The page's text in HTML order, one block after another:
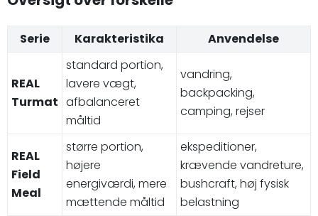
Serie Karakteristika Anvendelse
REAL
Turmat
standard portion,
lavere vægt,
afbalanceret
måltid
vandring,
backpacking,
camping, rejser
REAL
Field
Meal
større portion,
højere
energiværdi, mere
mættende måltid
ekspeditioner,
krævende vandreture,
bushcraft, høj fysisk
belastning